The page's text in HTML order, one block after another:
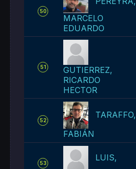
50
MARCELO
EDUARDO
51
GUTIERREZ,
RICARDO
HECTOR
52
TARAFFO,
FABIÁN
53
LUIS,